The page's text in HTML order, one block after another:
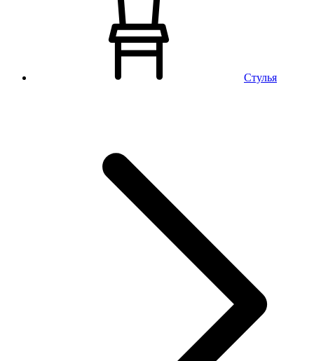
Стулья